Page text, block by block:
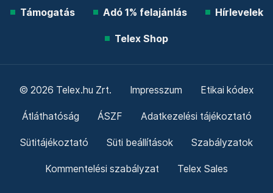
Támogatás Adó 1% felajánlás Hírlevelek
Telex Shop
© 2026 Telex.hu Zrt. Impresszum Etikai kódex
Átláthatóság ÁSZF Adatkezelési tájékoztató
Sütitájékoztató Süti beállítások Szabályzatok
Kommentelési szabályzat Telex Sales